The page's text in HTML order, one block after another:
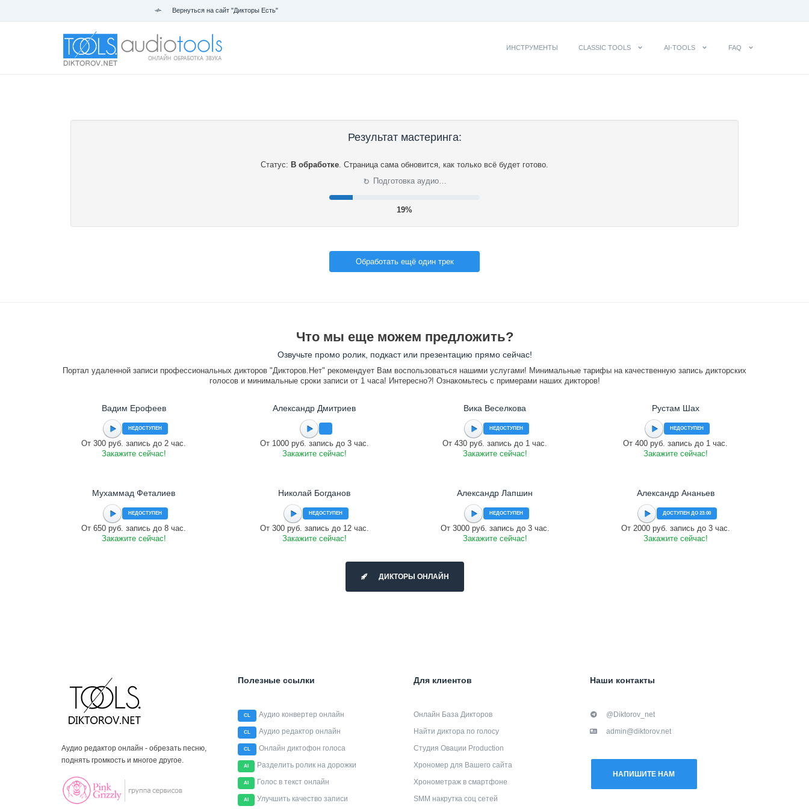
Вернуться на сайт "Дикторы Есть"
ИНСТРУМЕНТЫ CLASSIC TOOLS AI-TOOLS FAQ
Результат мастеринга:
Статус: В обработке. Страница сама обновится, как только всё будет готово.
⟳ Подготовка аудио…
20%
Обработать ещё один трек
Что мы еще можем предложить?
Озвучьте промо ролик, подкаст или презентацию прямо сейчас!
Портал удаленной записи профессиональных дикторов "Дикторов.Нет" рекомендует Вам воспользоваться нашими услугами! Минимальные тарифы на качественную запись дикторских
голосов и минимальные сроки записи от 1 часа! Интересно?! Ознакомьтесь с примерами наших дикторов!
Вадим Ерофеев
НЕДОСТУПЕН
От 300 руб. запись до 2 час.
Закажите сейчас!
Александр Дмитриев
От 1000 руб. запись до 3 час.
Закажите сейчас!
Вика Веселкова
НЕДОСТУПЕН
От 430 руб. запись до 1 час.
Закажите сейчас!
Рустам Шах
НЕДОСТУПЕН
От 400 руб. запись до 1 час.
Закажите сейчас!
Мухаммад Феталиев
НЕДОСТУПЕН
От 650 руб. запись до 8 час.
Закажите сейчас!
Николай Богданов
НЕДОСТУПЕН
От 300 руб. запись до 12 час.
Закажите сейчас!
Александр Лапшин
НЕДОСТУПЕН
От 3000 руб. запись до 3 час.
Закажите сейчас!
Александр Ананьев
ДОСТУПЕН ДО 23:00
От 2000 руб. запись до 3 час.
Закажите сейчас!
ДИКТОРЫ ОНЛАЙН
Аудио редактор онлайн - обрезать песню,
поднять громкость и многое другое.
Полезные ссылки
CL Аудио конвертер онлайн
CL Аудио редактор онлайн
CL Онлайн диктофон голоса
AI Разделить ролик на дорожки
AI Голос в текст онлайн
AI Улучшить качество записи
Для клиентов
Онлайн База Дикторов
Найти диктора по голосу
Студия Овации Production
Хрономер для Вашего сайта
Хронометраж в смартфоне
SMM накрутка соц сетей
Наши контакты
@Diktorov_net
admin@diktorov.net
НАПИШИТЕ НАМ